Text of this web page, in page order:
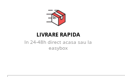
LIVRARE RAPIDA
In 24-48h direct acasa sau la
easybox